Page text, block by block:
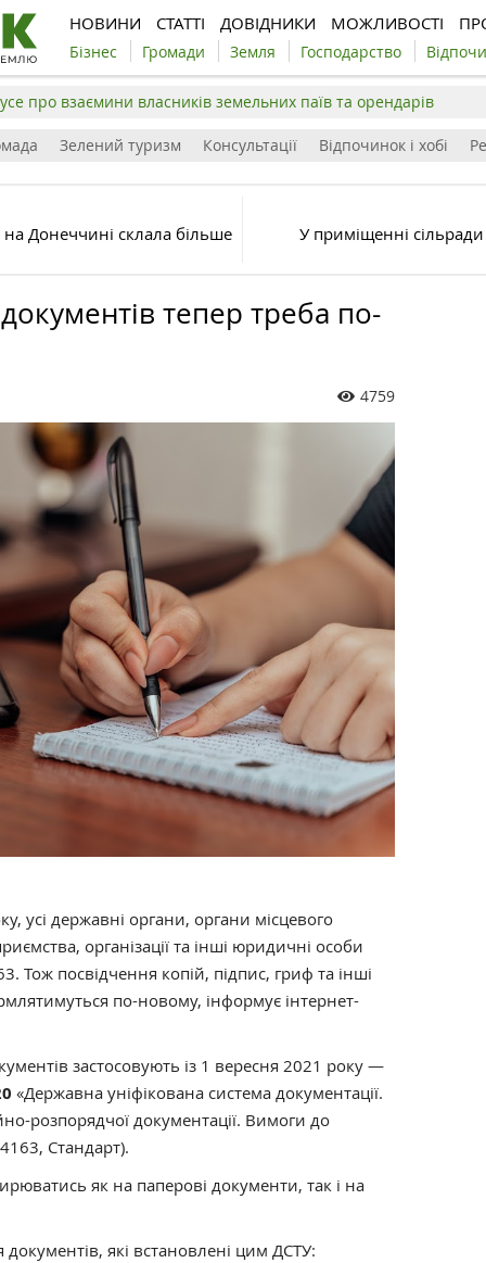
НОВИНИ СТАТТІ ДОВІДНИКИ МОЖЛИВОСТІ
Бізнес Громади Земля Господарство
про взаємини власників земельних паїв та орендарів
Зелений туризм Консультації Відпочинок і хобі
Донеччині склала більше У приміщенні
документів тепер треба по-
4759
усі державні органи, органи місцевого
організації та інші юридичні особи
Тож посвідчення копій, підпис, гриф та інші
по-новому, інформує інтернет-
застосовують із 1 вересня 2021 року —
«Державна уніфікована система документації.
розпорядчої документації. Вимоги до
Стандарт).
як на паперові документи, так і на
які встановлені цим ДСТУ: